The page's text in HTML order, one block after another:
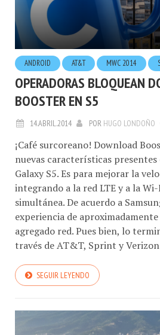
ANDROID AT&T MWC 2014
OPERADORAS BLOQUEAN
BOOSTER EN S5
14.ABRIL.2014 POR HUGO LONDOÑO
¡Café surcoreano! Download
nuevas características presentes
Galaxy S5. Es para mejorar la
integrando a la red LTE y a la Wi-
simultánea. De acuerdo a
experiencia de aproximadamente
agregado red. Pues bien, lo
través de AT&T, Sprint y Verizon
SEGUIR LEYENDO